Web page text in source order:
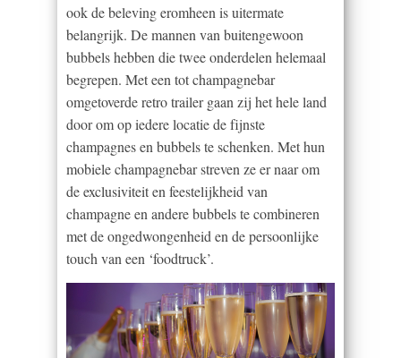
ook de beleving eromheen is uitermate
belangrijk. De mannen van buitengewoon
bubbels hebben die twee onderdelen helemaal
begrepen. Met een tot champagnebar
omgetoverde retro trailer gaan zij het hele land
door om op iedere locatie de fijnste
champagnes en bubbels te schenken. Met hun
mobiele champagnebar streven ze er naar om
de exclusiviteit en feestelijkheid van
champagne en andere bubbels te combineren
met de ongedwongenheid en de persoonlijke
touch van een ‘foodtruck’.